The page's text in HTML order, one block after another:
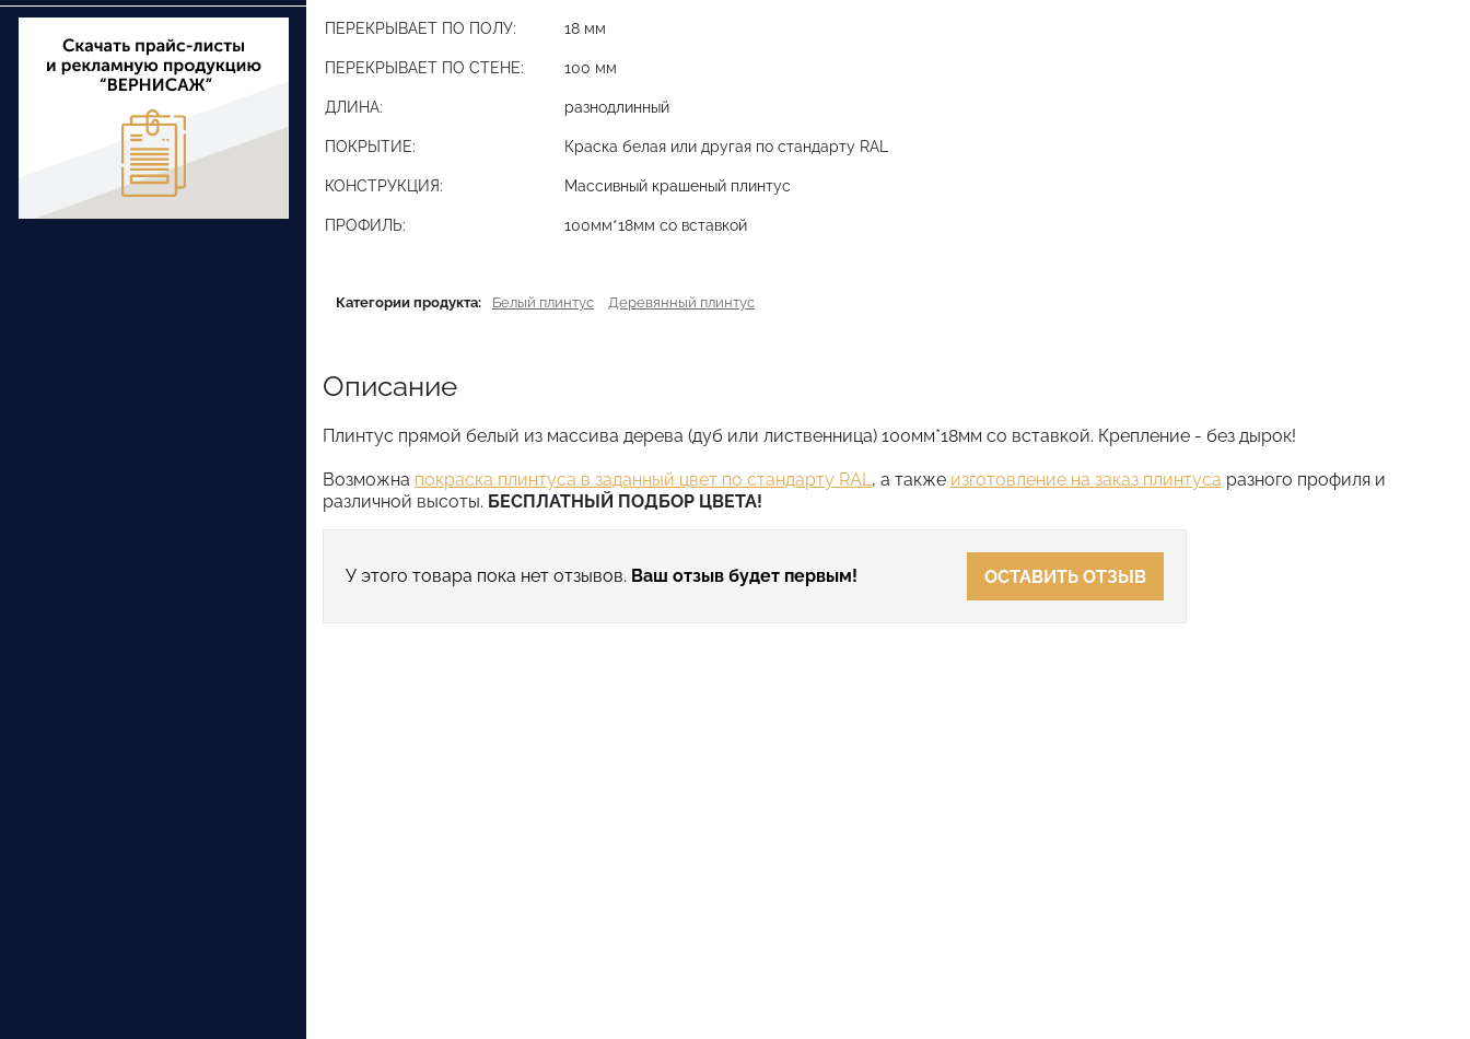
ПЕРЕКРЫВАЕТ ПО ПОЛУ: 18 мм
ПЕРЕКРЫВАЕТ ПО СТЕНЕ: 100 мм
ДЛИНА: разнодлинный
ПОКРЫТИЕ: Краска белая или другая по стандарту RAL
КОНСТРУКЦИЯ: Массивный крашеный плинтус
ПРОФИЛЬ: 100мм*18мм со вставкой
Категории продукта: Белый плинтус Деревянный плинтус
Описание
Плинтус прямой белый из массива дерева (дуб или лиственница) 100мм*18мм со вставкой. Крепление - без дырок!
Возможна покраска плинтуса в заданный цвет по стандарту RAL, а также изготовление на заказ плинтуса разного профиля и
различной высоты. БЕСПЛАТНЫЙ ПОДБОР ЦВЕТА!
У этого товара пока нет отзывов. Ваш отзыв будет первым! ОСТАВИТЬ ОТЗЫВ